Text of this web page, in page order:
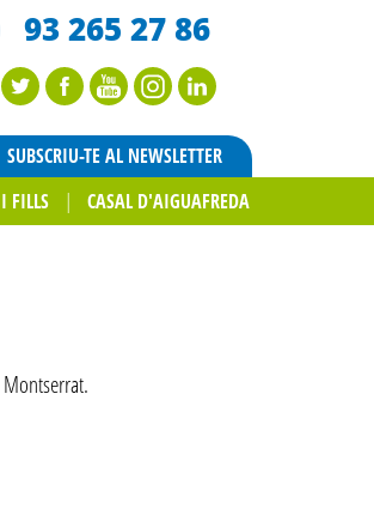
93 265 27 86
SUBSCRIU-TE AL NEWSLETTER
FILLS CASAL D'AIGUAFREDA